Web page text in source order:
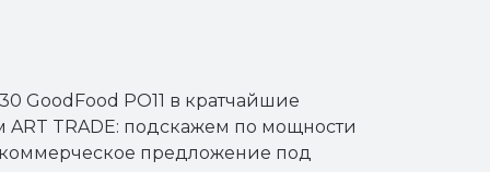
GoodFood PO11 в кратчайшие
TRADE: подскажем по мощности
предложение под